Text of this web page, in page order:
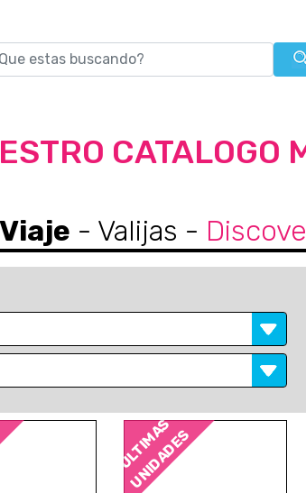
CATALOGO
- Valijas -
ÚLTIMAS
UNIDADES